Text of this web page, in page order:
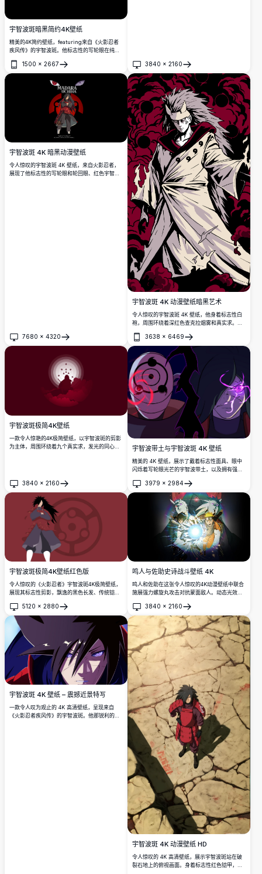
宇智波斑暗黑简约4K壁纸
精美的4K简约壁纸，featuring来自《火影忍者
疾风传》的宇智波斑。他标志性的写轮眼在纯黑
大而威严的存在感。
1500 × 2667
打开
3840 × 2160
打开
宇智波斑 4K 暗黑动漫壁纸
令人惊叹的宇智波斑 4K 壁纸，来自火影忍者，
展现了他标志性的写轮眼和轮回眼、红色宇智波
7680 × 4320
打开
宇智波斑 4K 动漫壁纸暗黑艺术
令人惊叹的宇智波斑 4K 壁纸，他身着标志性白
袍，周围环绕着深红色查克拉烟雾和真实求。高
分辨率动漫艺术，具有戏剧性的深红色调和强大
的气场。3638 × 6469
打开
宇智波斑极简4K壁纸
一款令人惊艳的4K极简壁纸，以宇智波斑的剪影
为主体，周围环绕着九个真实求，发光的同心圆
3840 × 2160
打开
宇智波带土与宇智波斑 4K 壁纸
精美的 4K 壁纸，展示了戴着标志性面具、眼中
闪烁着写轮眼光芒的宇智波带土，以及拥有强大
品，是火影忍者粉丝的完美选择。
3979 × 2984
打开
宇智波斑极简4K壁纸红色版
令人惊叹的《火影忍者》宇智波斑4K极简壁纸，
展现其标志性剪影，飘逸的黑色长发、传统铠
5120 × 2880
打开
鸣人与佐助史诗战斗壁纸 4K
鸣人和佐助在这张令人惊叹的4K动漫壁纸中联合
施展强力螺旋丸攻击对抗蒙面敌人。动态光效、
为必备之选。
3840 × 2160
打开
宇智波斑 4K 壁纸 – 震撼近景特写
一款令人叹为观止的 4K 高清壁纸，呈现来自
《火影忍者疾风传》的宇智波斑。他那锐利的轮
宇智波斑 4K 动漫壁纸 HD
令人惊叹的 4K 高清壁纸，展示宇智波斑站在破
裂石地上的俯视画面。身着标志性红色铠甲，这